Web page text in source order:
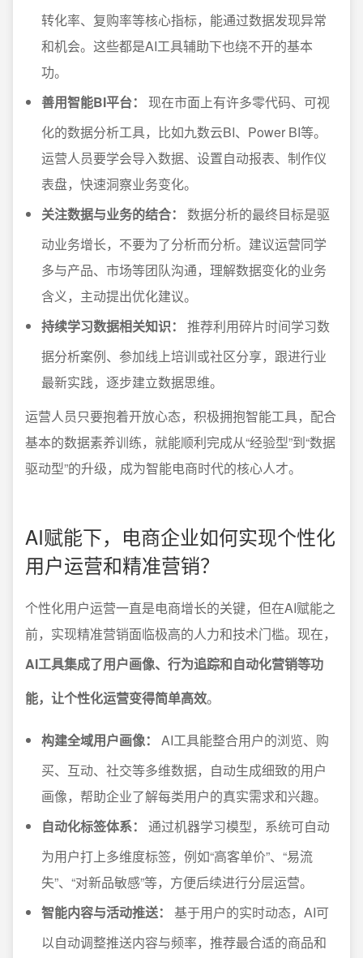
转化率、复购率等核心指标，能通过数据发现异常
和机会。这些都是AI工具辅助下也绕不开的基本
功。
善用智能BI平台：
现在市面上有许多零代码、可视
化的数据分析工具，比如九数云BI、Power BI等。
运营人员要学会导入数据、设置自动报表、制作仪
表盘，快速洞察业务变化。
关注数据与业务的结合：
数据分析的最终目标是驱
动业务增长，不要为了分析而分析。建议运营同学
多与产品、市场等团队沟通，理解数据变化的业务
含义，主动提出优化建议。
持续学习数据相关知识：
推荐利用碎片时间学习数
据分析案例、参加线上培训或社区分享，跟进行业
最新实践，逐步建立数据思维。
运营人员只要抱着开放心态，积极拥抱智能工具，配合
基本的数据素养训练，就能顺利完成从“经验型”到“数据
驱动型”的升级，成为智能电商时代的核心人才。
AI赋能下，电商企业如何实现个性化
用户运营和精准营销？
个性化用户运营一直是电商增长的关键，但在AI赋能之
前，实现精准营销面临极高的人力和技术门槛。现在，
AI工具集成了用户画像、行为追踪和自动化营销等功
能，让个性化运营变得简单高效。
构建全域用户画像：
AI工具能整合用户的浏览、购
买、互动、社交等多维数据，自动生成细致的用户
画像，帮助企业了解每类用户的真实需求和兴趣。
自动化标签体系：
通过机器学习模型，系统可自动
为用户打上多维度标签，例如“高客单价”、“易流
失”、“对新品敏感”等，方便后续进行分层运营。
智能内容与活动推送：
基于用户的实时动态，AI可
以自动调整推送内容与频率，推荐最合适的商品和